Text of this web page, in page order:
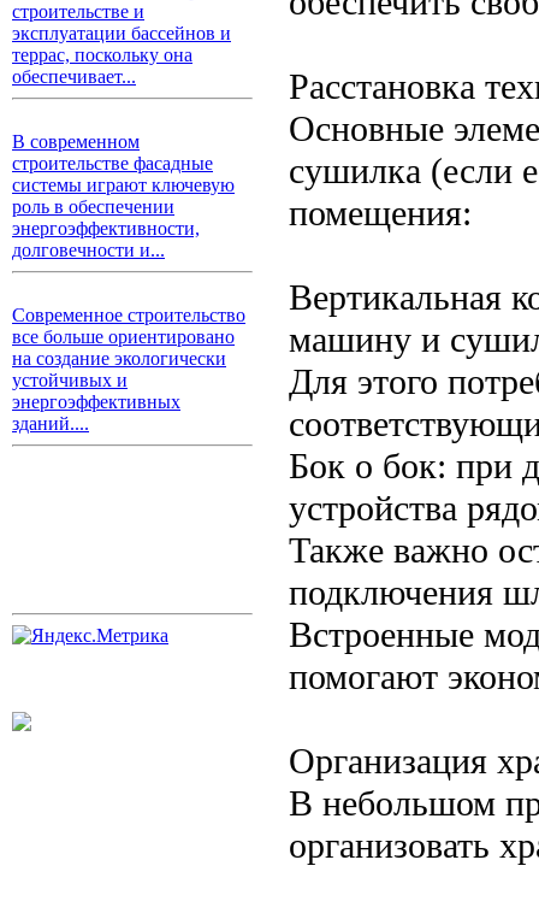
строительстве и
эксплуатации бассейнов и
террас, поскольку она
обеспечивает...
В современном
строительстве фасадные
системы играют ключевую
роль в обеспечении
энергоэффективности,
долговечности и...
Современное строительство
все больше ориентировано
на создание экологически
устойчивых и
энергоэффективных
зданий....
Расстановка
Основные
сушилка (если
помещения:
Вертикальная
машину и
Для этого
Бок о бок: при
устройства
Также важно
подключения
Встроенные
помогают
Организация
В небольшом
организовать